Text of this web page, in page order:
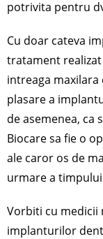
potrivita pentru
Cu doar cateva
tratament
intreaga
plasare a
de asemenea, ca
Biocare sa fie o
ale caror os de
urmare a
Vorbiti cu medicii
implanturilor